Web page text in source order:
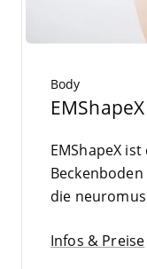
Body
EMS­hapeX
die
Infos & Preise